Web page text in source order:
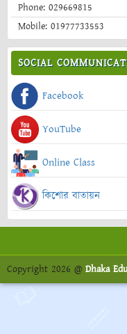
Phone: 029669815
Mobile: 01977733553
SOCIAL
Facebook
YouTube
Online Class
কিশোর বাতায়ন
Copyright 2026 @ Dhaka